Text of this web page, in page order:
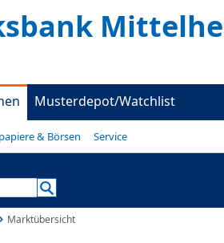
Musterdepot/Watchlist
& Börsen Service
Marktübersicht